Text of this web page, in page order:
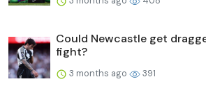
Could Newcastle get
fight?
3 months ago 391